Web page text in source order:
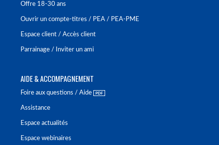
Offre 18-30 ans
Ouvrir un compte-titres / PEA / PEA-PME
Espace client / Accès client
Parrainage / Inviter un ami
AIDE & ACCOMPAGNEMENT
Foire aux questions / Aide
Assistance
Espace actualités
Espace webinaires